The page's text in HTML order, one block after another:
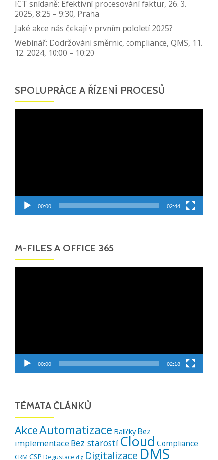
ICT snídaně: Efektivní procesování faktur, 26. 3.
2025, 8:25 – 9:30, Praha
Jaké akce nás čekají v prvním pololetí 2025?
Webinář: Dodržování směrnic, compliance, QMS, 11.
12. 2024, 10:00 – 10:20
SPOLUPRÁCE A ŘÍZENÍ PROCESŮ
00:00 02:44
M-FILES A OFFICE 365
00:00 02:18
TÉMATA ČLÁNKŮ
AkceAutomatizace Balíčky Bez
implementace Bez starostí Cloud Compliance
CRM CSP Degustace dig Digitalizace DMS